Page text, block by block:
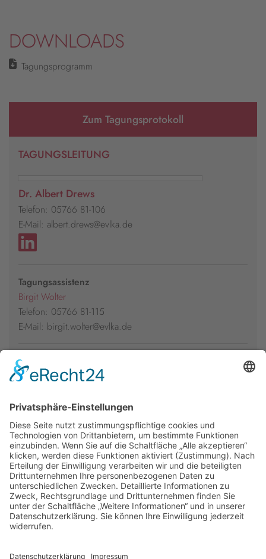
DOWNLOADS
Tagungsprogramm
Zum Tagungsprotokoll
TAGUNGSLEITUNG
Dr. Albert Drews
Telefon: 05766 81-106
E-Mail: albert.drews@evlka.de
Tagungsassistenz
Birgit Wolter
Telefon: 05766 81-115
E-Mail: birgit.wolter@evlka.de
Presseakkreditierung
Florian Kühl
E-Mail: florian.kuehl@evlka.de
Newsletter
Presse
Anfahrt
Partner
Schutzkonzept